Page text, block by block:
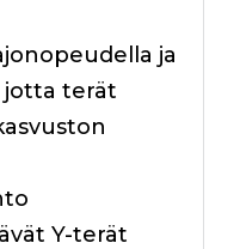
ja
jotta terät
Y-terät